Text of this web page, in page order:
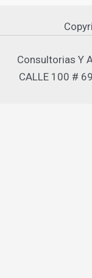
Consultorias Y
CALLE 100 #